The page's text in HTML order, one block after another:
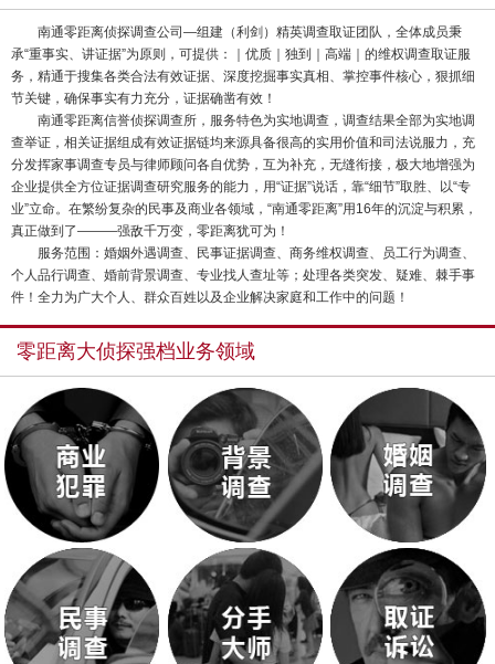
南通零距离侦探调查公司—组建（利剑）精英调查取证团队，全体成员秉
承“重事实、讲证据”为原则，可提供：｜优质｜独到｜高端｜的维权调查取证服
务，精通于搜集各类合法有效证据、深度挖掘事实真相、掌控事件核心，狠抓细
节关键，确保事实有力充分，证据确凿有效！
南通零距离信誉侦探调查所，服务特色为实地调查，调查结果全部为实地调
查举证，相关证据组成有效证据链均来源具备很高的实用价值和司法说服力，充
分发挥家事调查专员与律师顾问各自优势，互为补充，无缝衔接，极大地增强为
企业提供全方位证据调查研究服务的能力，用“证据”说话，靠“细节”取胜、以“专
业”立命。在繁纷复杂的民事及商业各领域，“南通零距离”用16年的沉淀与积累，
真正做到了———强敌千万变，零距离犹可为！
服务范围：婚姻外遇调查、民事证据调查、商务维权调查、员工行为调查、
个人品行调查、婚前背景调查、专业找人查址等；处理各类突发、疑难、棘手事
件！全力为广大个人、群众百姓以及企业解决家庭和工作中的问题！
零距离大侦探强档业务领域